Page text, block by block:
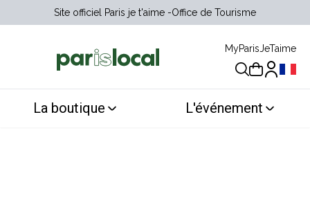
Site officiel Paris je t'aime Office de Tourisme
MyParisJeTaime
La boutique L'événement